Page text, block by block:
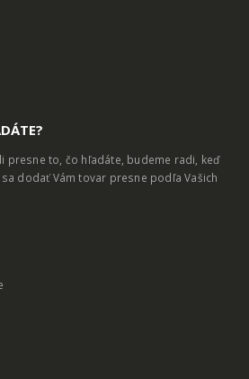
presne to, čo hľadáte, budeme radi, keď
dodať Vám tovar presne podľa Vašich